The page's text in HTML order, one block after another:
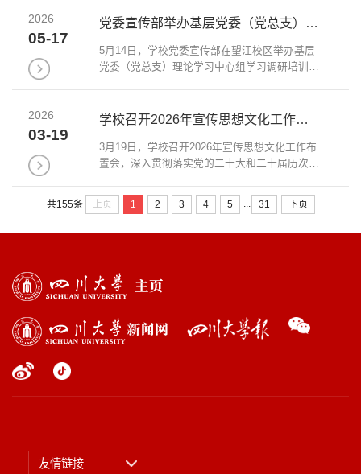
草木葱茏。值此充满希望的美好时刻，我们相聚
2026
05-17
党委宣传部举办基层党委（党总支）理论学习中心组学习调研培训会
5月14日，学校党委宣传部在望江校区举办基层
党委（党总支）理论学习中心组学习调研培训
负责理论学习中心组学习的同志参加会议。会
2026
03-19
学校召开2026年宣传思想文化工作布置会
3月19日，学校召开2026年宣传思想文化工作布
置会，深入贯彻落实党的二十大和二十届历次全
2026年工作任务。校党委副书记李正赤出席会议
并讲话。学校各二级单位分管宣传思想工作负责
共155条 上页 1 2 3 4 5 ... 31 下页
友情链接